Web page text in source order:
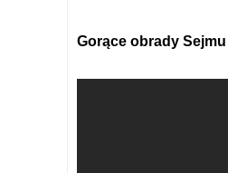
Gorące obrady